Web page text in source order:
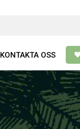
KONTAKTA OSS